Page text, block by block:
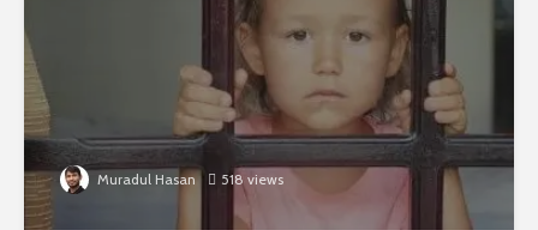
Muradul Hasan 518 views